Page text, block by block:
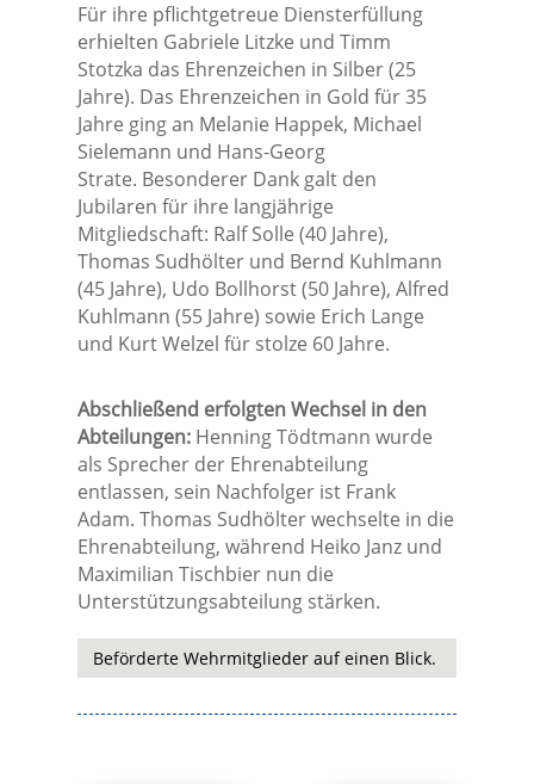
Für ihre pflichtgetreue Diensterfüllung
erhielten Gabriele Litzke und Timm
Stotzka das Ehrenzeichen in Silber (25
Jahre). Das Ehrenzeichen in Gold für 35
Jahre ging an Melanie Happek, Michael
Sielemann und Hans-Georg
Strate. Besonderer Dank galt den
Jubilaren für ihre langjährige
Mitgliedschaft: Ralf Solle (40 Jahre),
Thomas Sudhölter und Bernd Kuhlmann
(45 Jahre), Udo Bollhorst (50 Jahre), Alfred
Kuhlmann (55 Jahre) sowie Erich Lange
und Kurt Welzel für stolze 60 Jahre.
Abschließend erfolgten Wechsel in den
Abteilungen:Henning Tödtmann wurde
als Sprecher der Ehrenabteilung
entlassen, sein Nachfolger ist Frank
Adam. Thomas Sudhölter wechselte in die
Ehrenabteilung, während Heiko Janz und
Maximilian Tischbier nun die
Unterstützungsabteilung stärken.
Beförderte Wehrmitglieder auf einen Blick.